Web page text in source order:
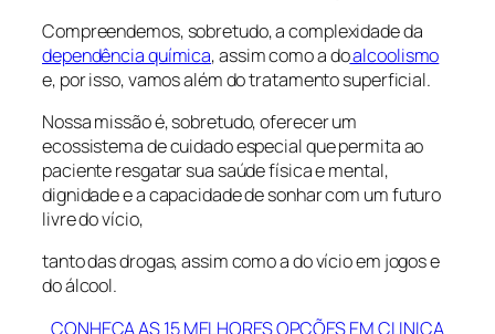
Compreendemos, sobretudo, a complexidade da
dependência química, assim como a doalcoolismo
e, por isso, vamos além do tratamento superficial.
Nossa missão é, sobretudo, oferecer um
ecossistema de cuidado especial que permita ao
paciente resgatar sua saúde física e mental,
dignidade e a capacidade de sonhar com um futuro
livre do vício,
tanto das drogas, assim como a do vício em jogos e
do álcool.
CONHEÇA AS 15 MELHORES OPÇÕES EM CLINICA